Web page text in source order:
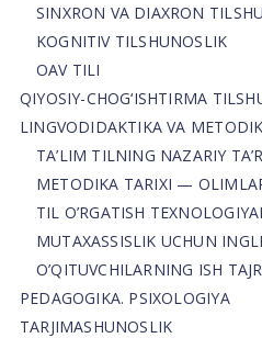
SINXRON VA DIAXRON
KOGNITIV TILSHUNOSLIK
OAV TILI
QIYOSIY-CHOG‘ISHTIRMA
LINGVODIDAKTIKA VA
TA’LIM TILNING NAZARIY
METODIKA TARIXI —
TIL O’RGATISH
MUTAXASSISLIK UCHUN
O’QITUVCHILARNING ISH
PEDAGOGIKA. PSIXOLOGIYA
TARJIMASHUNOSLIK